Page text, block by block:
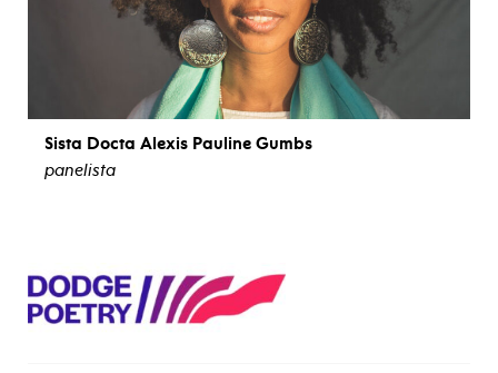
Sista Docta Alexis Pauline Gumbs
panelista